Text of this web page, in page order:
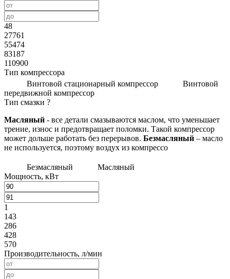
48
27761
55474
83187
110900
Тип компрессора
Винтовой стационарный компрессор
Винтовой
передвижной компрессор
Тип смазки ?
Масляный - все детали смазываются маслом, что уменьшает
трение, износ и предотвращает поломки. Такой компрессор
может дольше работать без перерывов. Безмасляный – масло
не используется, поэтому воздух из компрессо
Безмасляный
Масляный
Мощность, кВт
1
143
286
428
570
Производительность, л/мин